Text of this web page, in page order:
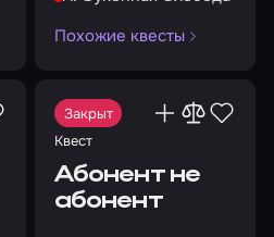
Похожие квесты
Закрыт
Квест
Абонент не
абонент